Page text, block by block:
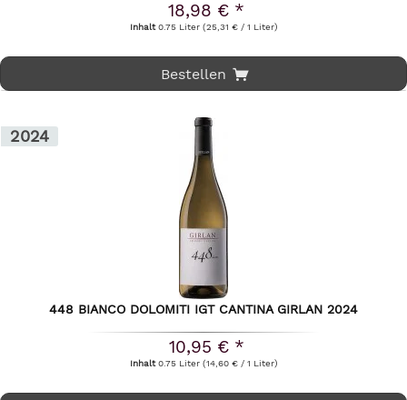
18,98 € *
Inhalt0.75 Liter (25,31 € / 1 Liter)
Bestellen
2024
448 BIANCO DOLOMITI IGT CANTINA GIRLAN 2024
10,95 € *
Inhalt0.75 Liter (14,60 € / 1 Liter)